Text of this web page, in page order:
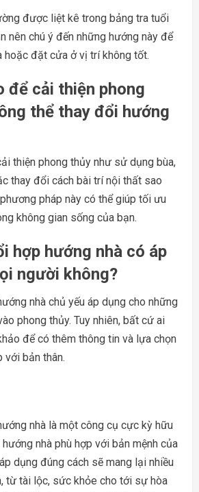
được liệt kê trong bảng tra tuổi
nên chú ý đến những hướng này để
hoặc đặt cửa ở vị trí không tốt.
để cải thiện phong
thể thay đổi hướng
thiện phong thủy như sử dụng bùa,
thay đổi cách bài trí nội thất sao
pháp này có thể giúp tối ưu
không gian sống của bạn.
hợp hướng nhà có áp
người không?
nhà chủ yếu áp dụng cho những
phong thủy. Tuy nhiên, bất cứ ai
để có thêm thông tin và lựa chọn
với bản thân.
nhà là một công cụ cực kỳ hữu
nhà phù hợp với bản mệnh của
dụng đúng cách sẽ mang lại nhiều
từ tài lộc, sức khỏe cho tới sự hòa